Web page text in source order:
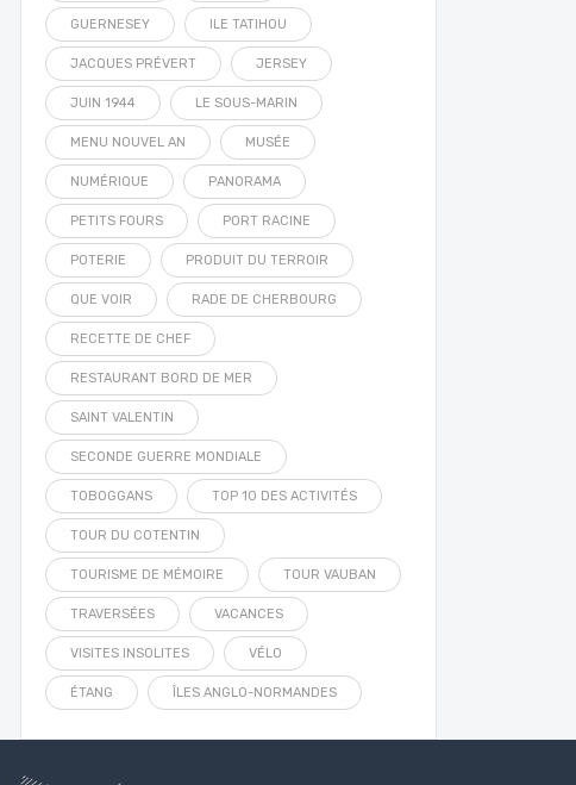
GUERNESEY ILE TATIHOU
JACQUES PRÉVERT JERSEY
JUIN 1944 LE SOUS-MARIN
MENU NOUVEL AN MUSÉE
NUMÉRIQUE PANORAMA
PETITS FOURS PORT RACINE
POTERIE PRODUIT DU TERROIR
QUE VOIR RADE DE CHERBOURG
RECETTE DE CHEF
RESTAURANT BORD DE MER
SAINT VALENTIN
SECONDE GUERRE MONDIALE
TOBOGGANS TOP 10 DES ACTIVITÉS
TOUR DU COTENTIN
TOURISME DE MÉMOIRE TOUR VAUBAN
TRAVERSÉES VACANCES
VISITES INSOLITES VÉLO
ÉTANG ÎLES ANGLO-NORMANDES